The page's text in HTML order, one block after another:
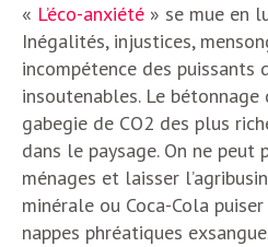
« L’éco-anxiété » se mue en
Inégalités, injustices,
incompétence des puissants
insoutenables. Le bétonnage
gabegie de CO2 des plus
dans le paysage. On ne peut
ménages et laisser
minérale ou Coca-Cola
nappes phréatiques